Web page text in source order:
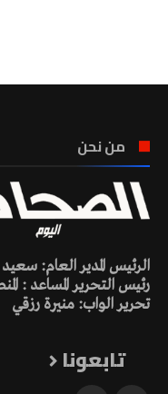
من نحن
الرئيس المدير العام:
رئيس التحرير المساعد :
تحرير الواب: منيرة رزقي
تابعونا